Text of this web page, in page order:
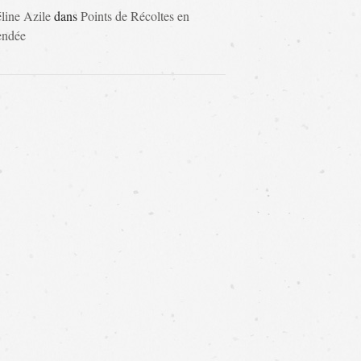
AziledansPoints de Récoltes en